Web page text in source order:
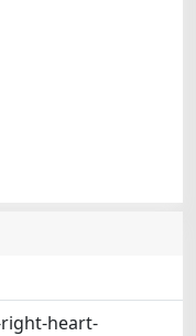
heart-